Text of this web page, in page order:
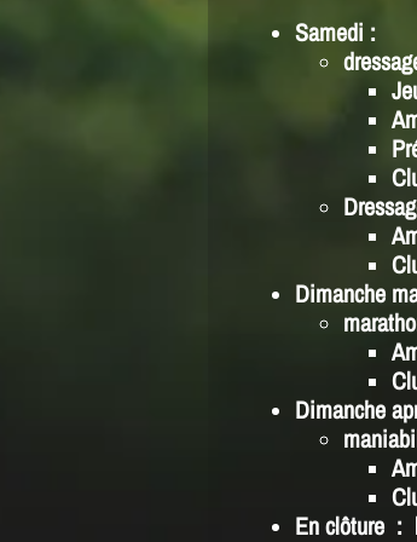
Samedi :
Dimanche
Dimanche
En clôture :